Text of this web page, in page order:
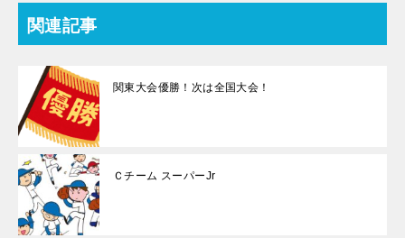
関連記事
関東大会優勝！次は全国大会！
Ｃチーム スーパーJr